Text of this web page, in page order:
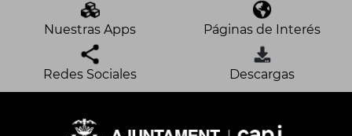
Nuestras Apps Páginas de Interés
Redes Sociales Descargas